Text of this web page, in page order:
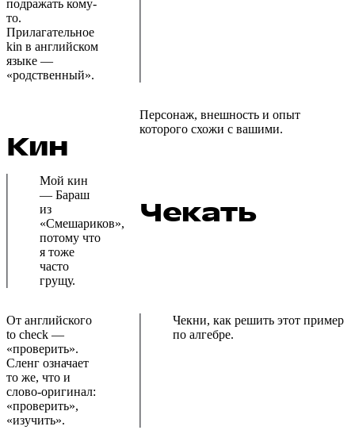
подражать кому-
то.
Прилагательное
kin в английском
языке —
«родственный».
Кин
Персонаж, внешность и опыт
которого схожи с вашими.
Мой кин
— Бараш
из
«Смешариков»,
потому что
я тоже
часто
грущу.
Чекать
От английского
to check —
«проверить».
Сленг означает
то же, что и
слово-оригинал:
«проверить»,
«изучить».
Чекни, как решить этот пример
по алгебре.